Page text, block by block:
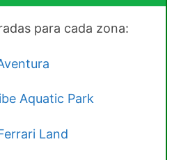
para cada zona:
Aquatic Park
Land